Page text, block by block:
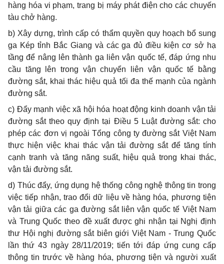
hàng hóa vi phạm, trang bị máy phát điện cho các chuyến
tàu chở hàng.
b) Xây dựng, trình cấp có thẩm quyền quy hoạch bổ sung
ga Kép tỉnh Bắc Giang và các ga đủ điều kiện cơ sở hạ
tầng để nâng lên thành ga liên vận quốc tế, đáp ứng nhu
cầu tăng lên trong vận chuyển liên vận quốc tế bằng
đường sắt, khai thác hiệu quả tối đa thế mạnh của ngành
đường sắt.
c) Đẩy mạnh việc xã hội hóa hoạt động kinh doanh vận tải
đường sắt theo quy định tại Điều 5 Luật đường sắt: cho
phép các đơn vị ngoài Tổng công ty đường sắt Việt Nam
thực hiện việc khai thác vận tải đường sắt để tăng tính
cạnh tranh và tăng năng suất, hiệu quả trong khai thác,
vận tải đường sắt.
d) Thúc đẩy, ứng dụng hệ thống công nghệ thông tin trong
việc tiếp nhận, trao đổi dữ liệu về hàng hóa, phương tiện
vận tải giữa các ga đường sắt liên vận quốc tế Việt Nam
và Trung Quốc theo đề xuất được ghi nhận tại Nghị định
thư Hội nghị đường sắt biên giới Việt Nam - Trung Quốc
lần thứ 43 ngày 28/11/2019; tiến tới đáp ứng cung cấp
thông tin trước về hàng hóa, phương tiện và người xuất